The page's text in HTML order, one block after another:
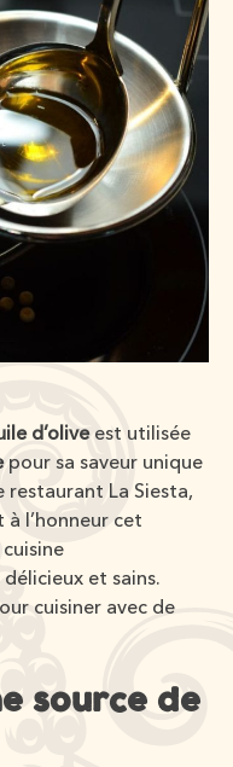
d’oliveest utilisée
pour sa saveur unique
restaurant La Siesta,
à l’honneur cet
et sains.
cuisiner avec de
source de